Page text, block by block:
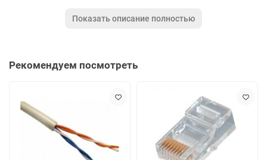
Количество LAN портов 5, + 5 портов 10/100 Base-TX
Наличие USB портов 1, micro USB
Поддержка USB-носителей информации Есть
Поддержка 3G/4G модемов Есть
Поддержка PoE Есть
Поддержка Auto-MDI/MDI-X Есть
Показать описание полностью
Рекомендуем посмотреть